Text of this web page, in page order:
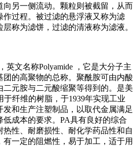
向另一侧流动。颗粒则被截留，从而
作过程。被过滤的悬浮液又称为滤
称为滤饼，过滤的清液称为滤液。
英文名称Polyamide ，它是大分子主
的高聚物的总称。聚酰胺可由内酸
二元胺与二元酸缩聚等得到的。是美
于纤维的树脂，于1939年实现工业
发和生产注塑制品，以取代金属满足
成本的要求。PA具有良好的综合
性、耐磨损性、耐化学药品性和自
一定的阻燃性，易于加工，适于用